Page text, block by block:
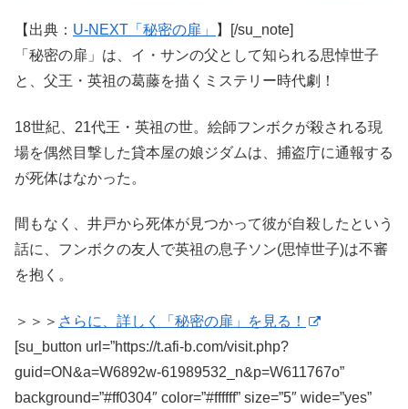
【出典： U-NEXT「秘密の扉」
】[/su_note]
「秘密の扉」は、イ・サンの父として知られる思悼世子
と、父王・英祖の葛藤を描くミステリー時代劇！
18世紀、21代王・英祖の世。絵師フンボクが殺される現
場を偶然目撃した貸本屋の娘ジダムは、捕盗庁に通報する
が死体はなかった。
間もなく、井戸から死体が見つかって彼が自殺したという
話に、フンボクの友人で英祖の息子ソン(思悼世子)は不審
を抱く。
＞＞＞ さらに、詳しく「秘密の扉」を見る！
[su_button url=”https://t.afi-b.com/visit.php?
guid=ON&a=W6892w-61989532_n&p=W611767o”
background=”#ff0304″ color=”#ffffff” size=”5″ wide=”yes”